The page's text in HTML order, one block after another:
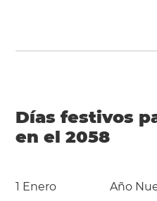
Días festivos
en el 2058
1 Enero
Año